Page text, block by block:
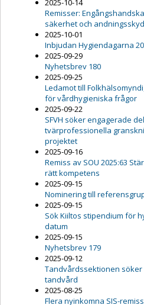
2025-10-14
Remisser:
säkerhet och
2025-10-01
Inbjudan Hygiendagarna
2025-09-29
Nyhetsbrev 180
2025-09-25
Ledamot till
för vårdhygieniska frågor
2025-09-22
SFVH söker engagerade
tvärprofessionella
projektet
2025-09-16
Remiss av SOU 2025:63
rätt kompetens
2025-09-15
Nominering till
2025-09-15
Sök Kiiltos stipendium för
datum
2025-09-15
Nyhetsbrev 179
2025-09-12
Tandvårdssektionen söker
tandvård
2025-08-25
Flera nyinkomna SIS-